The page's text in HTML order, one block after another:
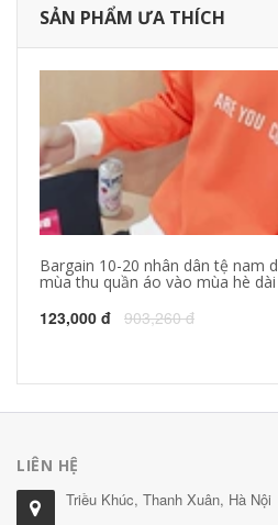
SẢN PHẨM ƯA THÍCH
Bargain 10-20 nhân dân tệ nam
mùa thu quần áo vào mùa hè
123,000 đ 903,260 đ
LIÊN HỆ
Triều Khúc, Thanh Xuân, Hà Nội